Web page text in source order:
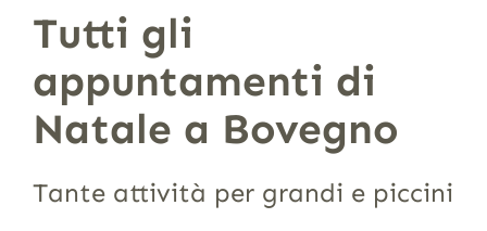
Tutti gli
appuntamenti di
Natale a Bovegno
Tante attività per grandi e piccini